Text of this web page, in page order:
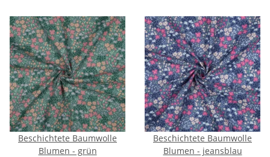
Beschichtete Baumwolle
Blumen - grün
Beschichtete Baumwolle
Blumen - jeansblau